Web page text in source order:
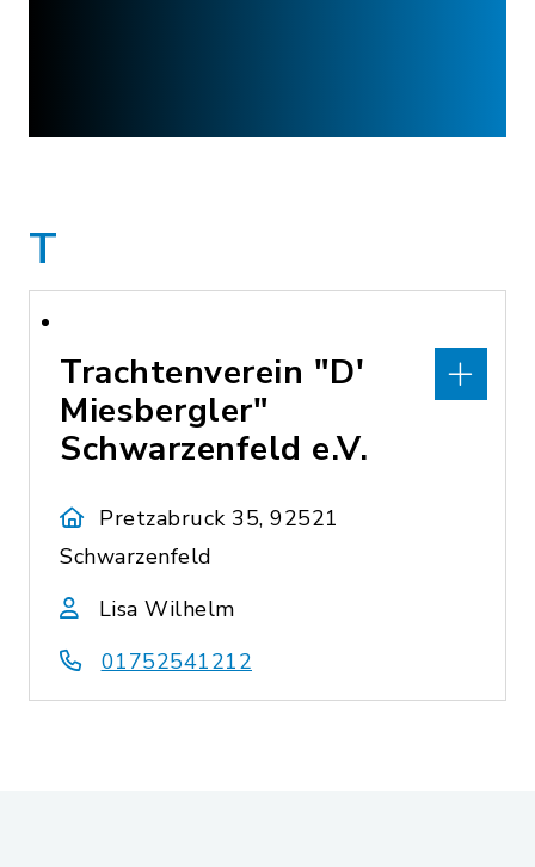
T
Trachtenverein "D'
Miesbergler"
Schwarzenfeld e.V.
Pretzabruck 35, 92521
Schwarzenfeld
Lisa Wilhelm
01752541212